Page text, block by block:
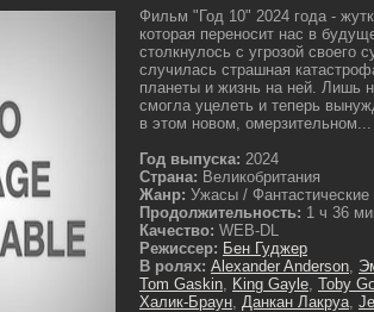
Фильм "Год 10" 2024 года -
которая переносит нас в
столкнулось с угрозой своего
случилась страшная
планеты и жизнь на ней. Лишь
смогла уцелеть и теперь
в этом новом, омерзительном...
Год выпуска: 2024
Страна: Великобритания
Жанр: Ужасы / Фантастические
Продолжительность: 1 ч 36
Качество: WEB-DL
Режиссер: Бен Гуджер
В ролях: Alexander Anderson,
Tom Gaskin, King Gayle, Toby
Халик-Браун, Данкан Лакруа,